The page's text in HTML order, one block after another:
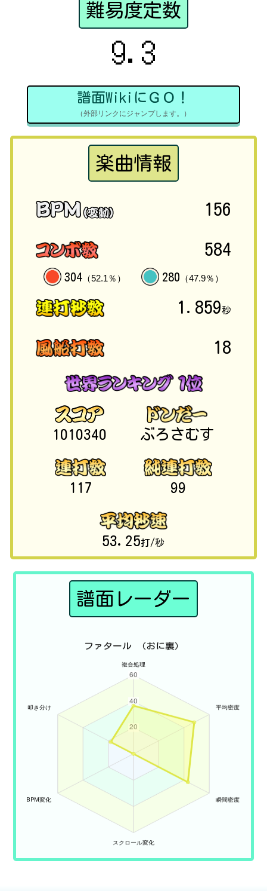
難易度定数
9.3
譜面WikiにＧＯ！
（外部リンクにジャンプします。）
楽曲情報
156
584
304 （52.1％） 280 （47.9％）
1.859秒
18
1010340 ぶろさむす
117 99
53.25打/秒
譜面レーダー